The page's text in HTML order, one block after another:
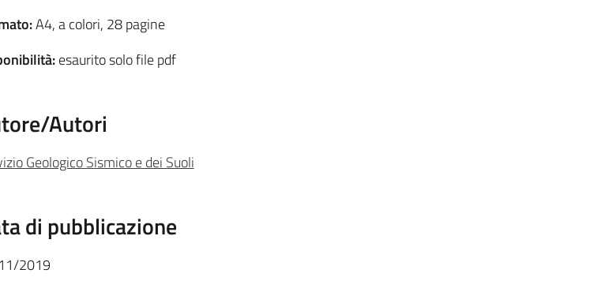
A4, a colori, 28 pagine
esaurito solo file pdf
Autori
Geologico Sismico e dei Suoli
di pubblicazione
2019